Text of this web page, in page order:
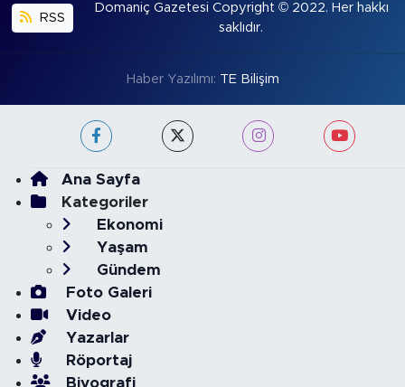
RSS
Domaniç Gazetesi Copyright © 2022. Her hakkı
saklıdır.
Haber Yazılımı: TE Bilişim
Ana Sayfa
Kategoriler
Ekonomi
Yaşam
Gündem
Foto Galeri
Video
Yazarlar
Röportaj
Biyografi